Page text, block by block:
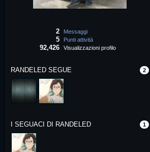
Messaggi
2
Punti attività
5
Visualizzazioni profilo
92,426
RANDELED SEGUE 2
I SEGUACI DI RANDELED 1